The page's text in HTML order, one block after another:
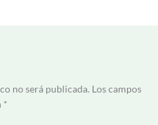
no será publicada. Los campos
*